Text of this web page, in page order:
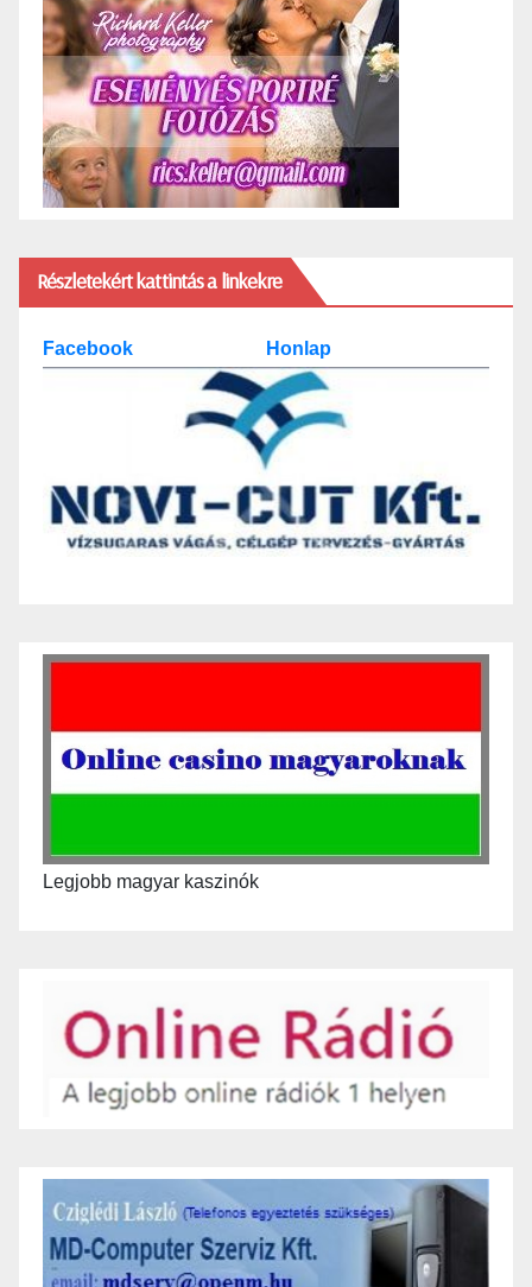
Részletekért kattintás a linkekre
Facebook Honlap
Legjobb magyar kaszinók